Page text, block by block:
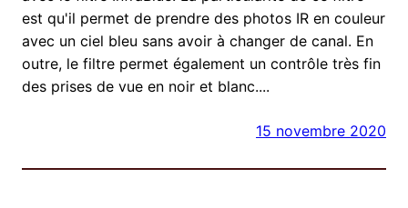
est qu'il permet de prendre des photos IR en couleur
avec un ciel bleu sans avoir à changer de canal. En
outre, le filtre permet également un contrôle très fin
des prises de vue en noir et blanc....
15 novembre 2020